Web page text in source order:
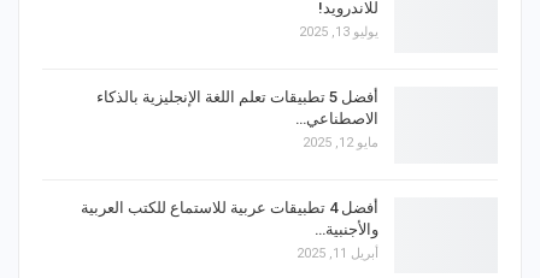
للاندرويد!
يوليو 13, 2025
أفضل 5 تطبيقات تعلم اللغة الإنجليزية بالذكاء
الاصطناعي…
مايو 12, 2025
أفضل 4 تطبيقات عربية للاستماع للكتب العربية
والأجنبية…
أبريل 11, 2025